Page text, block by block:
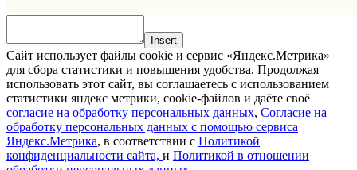
Insert
Сайт использует файлы cookie и сервис «Яндекс.Метрика»
для сбора статистики и повышения удобства. Продолжая
использовать этот сайт, вы соглашаетесь с использованием
статистики яндекс метрики, cookie-файлов и даёте своё
согласие на обработку персональных данных, Согласие на
обработку персональных данных с помощью сервиса
Яндекс.Метрика, в соответствии с Политикой
конфиденциальности сайта, и Политикой в отношении